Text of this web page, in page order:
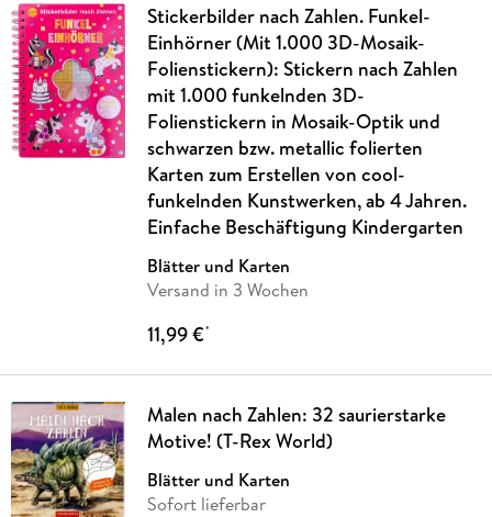
Stickerbilder nach Zahlen. Funkel-
Einhörner (Mit 1.000 3D-Mosaik-
Folienstickern): Stickern nach Zahlen
mit 1.000 funkelnden 3D-
Folienstickern in Mosaik-Optik und
schwarzen bzw. metallic folierten
Karten zum Erstellen von cool-
funkelnden Kunstwerken, ab 4 Jahren.
Einfache Beschäftigung Kindergarten
Blätter und Karten
Versand in 3 Wochen
11,99 €*
Malen nach Zahlen: 32 saurierstarke
Motive! (T-Rex World)
Blätter und Karten
Sofort lieferbar